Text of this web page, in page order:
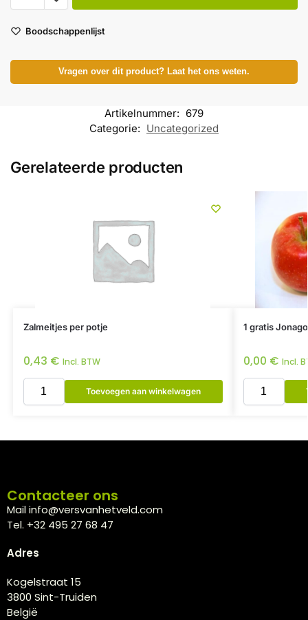
Boodschappenlijst
Vragen over dit product? Laat het ons weten.
Artikelnummer: 679
Categorie: Uncategorized
Gerelateerde producten
Zalmeitjes per potje
0,43 € Incl. BTW
Toevoegen aan winkelwagen
1 gratis
0,00 € Incl.
Contacteer ons
Mail info@versvanhetveld.com
Tel. +32 495 27 68 47
Adres
Kogelstraat 15
3800 Sint-Truiden
België